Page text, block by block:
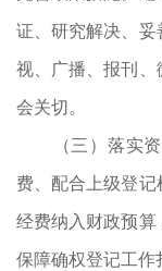
证、研究解决、
视、广播、报刊
会关切。
（三）落实资
费、配合上级登
经费纳入财政预算
保障确权登记工作